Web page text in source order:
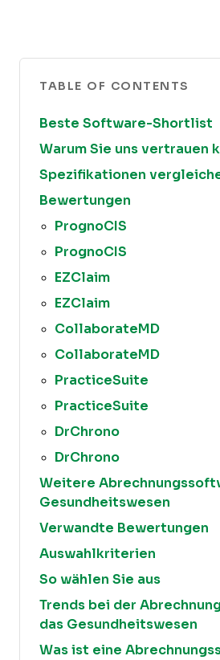
TABLE OF CONTENTS
Beste Software-Shortlist
Warum Sie uns vertrauen
Spezifikationen
Bewertungen
PrognoCIS
PrognoCIS
EZClaim
EZClaim
CollaborateMD
CollaborateMD
PracticeSuite
PracticeSuite
DrChrono
DrChrono
Weitere
Gesundheitswesen
Verwandte Bewertungen
Auswahlkriterien
So wählen Sie aus
Trends bei der
das Gesundheitswesen
Was ist eine